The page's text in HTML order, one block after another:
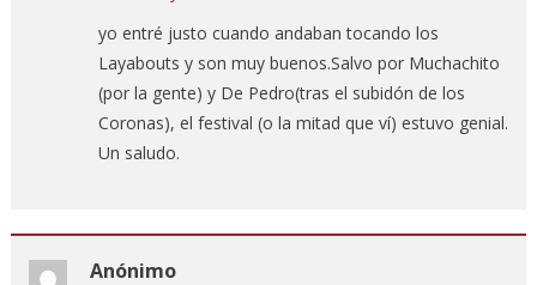
yo entré justo cuando andaban tocando los
Layabouts y son muy buenos.Salvo por Muchachito
(por la gente) y De Pedro(tras el subidón de los
Coronas), el festival (o la mitad que ví) estuvo genial.
Un saludo.
Anónimo